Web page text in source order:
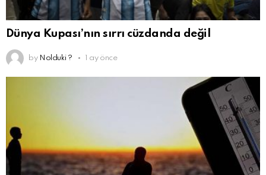
Dünya Kupası’nın sırrı cüzdanda değil
by Nolduki ? 1 ay önce